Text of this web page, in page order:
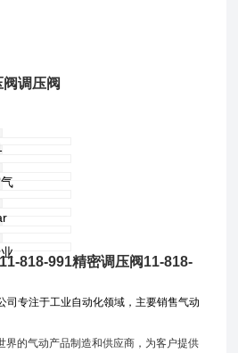
调压阀
818-991精密调压阀11-818-
司专注于工业自动化领域，主要销售气动
界的气动产品制造和供应商，为客户提供